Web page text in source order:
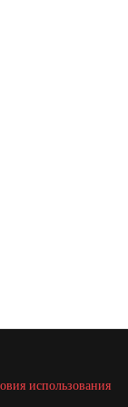
использования